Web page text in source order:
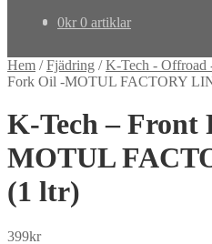
0kr 0 artiklar
Hem /Fjädring /K-Tech - Offroad
Fork Oil -MOTUL FACTORY
K-Tech – Front
MOTUL
(1 ltr)
399kr